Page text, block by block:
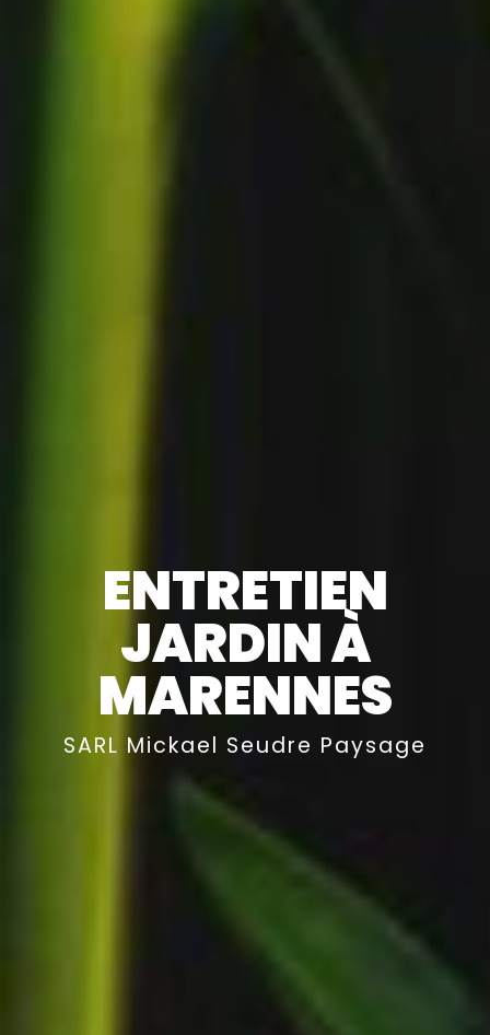
ENTRETIEN
JARDIN À
MARENNES
SARL Mickael Seudre Paysage